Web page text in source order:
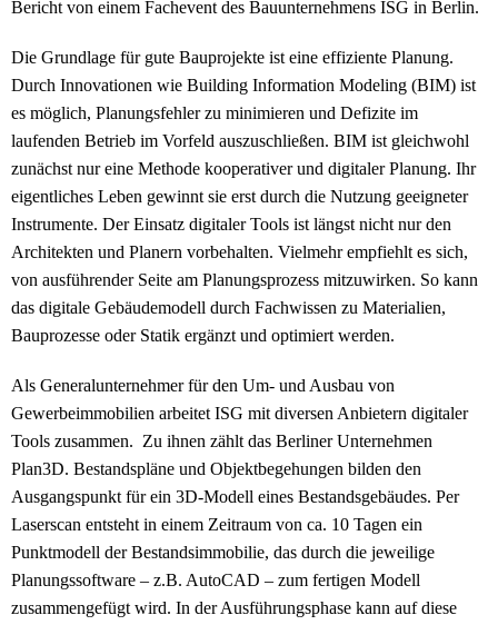
Bericht von einem Fachevent des Bauunternehmens ISG in Berlin.
Die Grundlage für gute Bauprojekte ist eine effiziente Planung.
Durch Innovationen wie Building Information Modeling (BIM) ist
es möglich, Planungsfehler zu minimieren und Defizite im
laufenden Betrieb im Vorfeld auszuschließen. BIM ist gleichwohl
zunächst nur eine Methode kooperativer und digitaler Planung. Ihr
eigentliches Leben gewinnt sie erst durch die Nutzung geeigneter
Instrumente. Der Einsatz digitaler Tools ist längst nicht nur den
Architekten und Planern vorbehalten. Vielmehr empfiehlt es sich,
von ausführender Seite am Planungsprozess mitzuwirken. So kann
das digitale Gebäudemodell durch Fachwissen zu Materialien,
Bauprozesse oder Statik ergänzt und optimiert werden.
Als Generalunternehmer für den Um- und Ausbau von
Gewerbeimmobilien arbeitet ISG mit diversen Anbietern digitaler
Tools zusammen. Zu ihnen zählt das Berliner Unternehmen
Plan3D. Bestandspläne und Objektbegehungen bilden den
Ausgangspunkt für ein 3D-Modell eines Bestandsgebäudes. Per
Laserscan entsteht in einem Zeitraum von ca. 10 Tagen ein
Punktmodell der Bestandsimmobilie, das durch die jeweilige
Planungssoftware – z.B. AutoCAD – zum fertigen Modell
zusammengefügt wird. In der Ausführungsphase kann auf diese